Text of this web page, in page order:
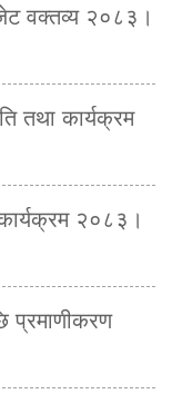
वक्तव्य २०८३।
तथा कार्यक्रम
२०८३।
प्रमाणीकरण